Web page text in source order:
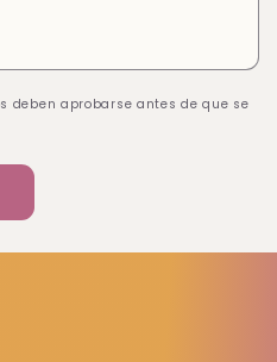
deben aprobarse antes de que se